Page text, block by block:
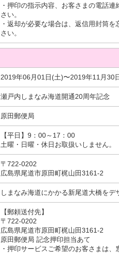
・押印の指示内容、お客さまの電話
さい。
・返却が必要な場合は、返信用封筒
さい。
2019年06月01日(土)〜2019年11月30
瀬戸内しまなみ海道開通20周年記念
原田郵便局
【平日】9：00～17：00
土曜・日曜・休日お取扱いしません。
〒722-0202
広島県尾道市原田町梶山田3161-2
しまなみ海道にかかる新尾道大橋をデ
【郵頼送付先】
〒722-0202
広島県尾道市原田町梶山田3161-2
原田郵便局 記念押印担当あて
・押印サービスご希望のお客さまは